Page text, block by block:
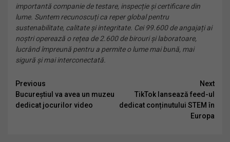
importantă companie de testare, inspecție și certificare din
lume. Suntem recunoscuți ca reper global pentru
sustenabilitate, calitate și integritate. Cei 99.600 de angajați ai
noștri operează o rețea de 2.600 de birouri și laboratoare,
lucrând împreună pentru a permite o lume mai bună, mai
sigură și mai interconectată.
Continue
Reading
Previous
Bucureștiul va avea un muzeu
dedicat jocurilor video
Next
TikTok lansează feed-ul
dedicat conținutului STEM în
Europa